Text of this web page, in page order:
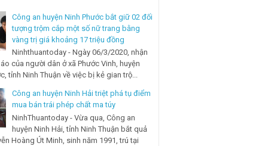
Công an huyện Ninh Phước bắt giữ 02 đối
tượng trộm cắp một số nữ trang bằng
vàng trị giá khoảng 17 triệu đồng
Ninhthuantoday - Ngày 06/3/2020, nhận
của người dân ở xã Phước Vinh, huyện
tỉnh Ninh Thuận về việc bị kẻ gian trộ...
Công an huyện Ninh Hải triệt phá tụ điểm
mua bán trái phép chất ma túy
NinhThuantoday - Vừa qua, Công an
huyện Ninh Hải, tỉnh Ninh Thuận bắt quả
Hoàng Út Minh, sinh năm 1991, trú tại